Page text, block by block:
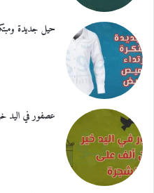
حيل جديدة
عصفور في اليد